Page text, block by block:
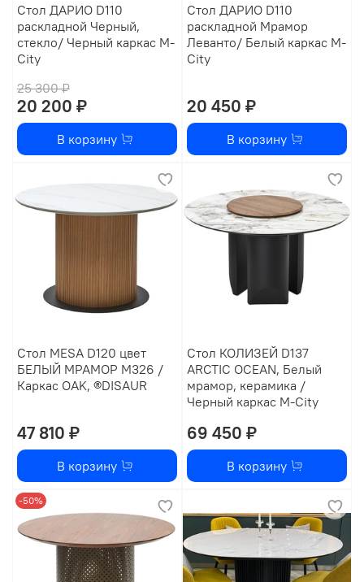
Стол ДАРИО D110
раскладной Черный,
стекло/ Черный каркас М-
City
25 300 ₽
20 200 ₽
В корзину
Стол ДАРИО D110
раскладной Мрамор
Леванто/ Белый каркас М-
City
20 450 ₽
В корзину
Стол MESA D120 цвет
БЕЛЫЙ МРАМОР M326 /
Каркас OAK, ®DISAUR
47 810 ₽
В корзину
Стол КОЛИЗЕЙ D137
ARCTIC OCEAN, Белый
мрамор, керамика /
Черный каркас М-City
69 450 ₽
В корзину
-50%